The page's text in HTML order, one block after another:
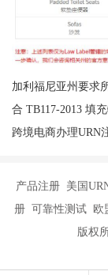
加利福尼亚州要求
合 TB117-2013 填
跨境电商办理URN
产品注册 美国
册 可靠性测试 欧
版权